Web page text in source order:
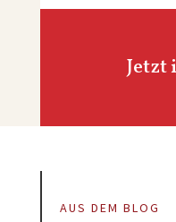
Jetzt
AUS DEM BLOG